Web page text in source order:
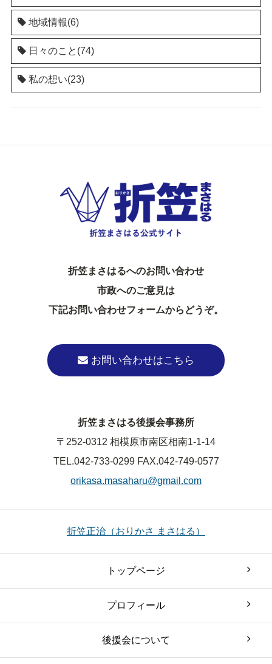
地域情報(6)
日々のこと(74)
私の想い(23)
折笠まさはるへのお問い合わせ
市政へのご意見は
下記お問い合わせフォームからどうぞ。
お問い合わせはこちら
折笠まさはる後援会事務所
〒252-0312 相模原市南区相南1-1-14
TEL.042-733-0299 FAX.042-749-0577
orikasa.masaharu@gmail.com
折笠正治（おりかさ まさはる）
トップページ
プロフィール
後援会について